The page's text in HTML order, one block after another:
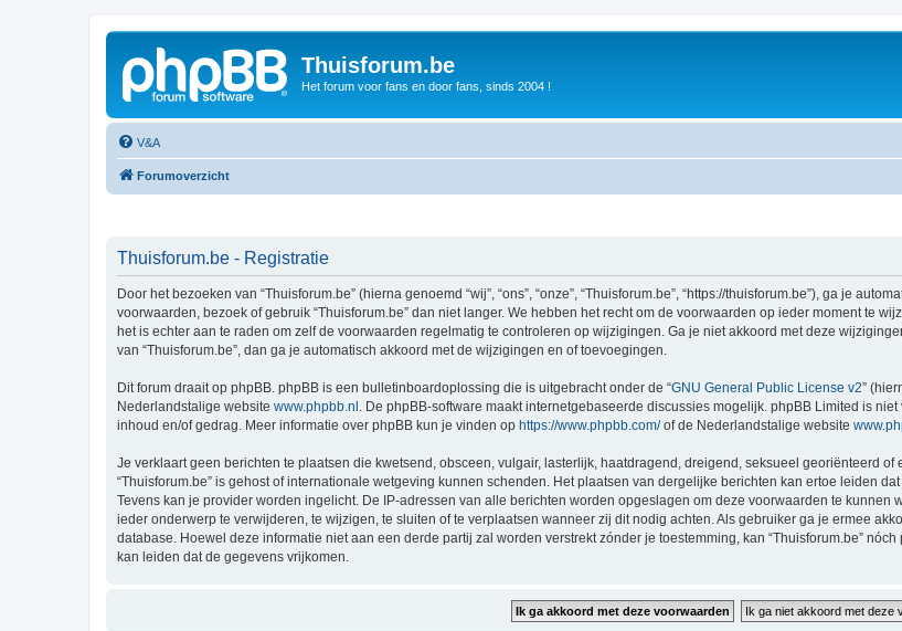
Thuisforum.be
Het forum voor fans en door fans, sinds 2004 !
V&A
Forumoverzicht
Thuisforum.be - Registratie
Door het bezoeken van “Thuisforum.be” (hierna genoemd “wij”, “ons”, “onze”, “Thuisforum.be”, “https://thuisforum.be”), ga je
voorwaarden, bezoek of gebruik “Thuisforum.be” dan niet langer. We hebben het recht om de voorwaarden op ieder moment te
het is echter aan te raden om zelf de voorwaarden regelmatig te controleren op wijzigingen. Ga je niet akkoord met deze
van “Thuisforum.be”, dan ga je automatisch akkoord met de wijzigingen en of toevoegingen.
Dit forum draait op phpBB. phpBB is een bulletinboardoplossing die is uitgebracht onder de “GNU General Public License v2”
Nederlandstalige website www.phpbb.nl . De phpBB-software maakt internetgebaseerde discussies mogelijk. phpBB Limited is
inhoud en/of gedrag. Meer informatie over phpBB kun je vinden op https://www.phpbb.com/of de Nederlandstalige website
Je verklaart geen berichten te plaatsen die kwetsend, obsceen, vulgair, lasterlijk, haatdragend, dreigend, seksueel georiënteerd
“Thuisforum.be” is gehost of internationale wetgeving kunnen schenden. Het plaatsen van dergelijke berichten kan ertoe leiden
Tevens kan je provider worden ingelicht. De IP-adressen van alle berichten worden opgeslagen om deze voorwaarden te kunnen
ieder onderwerp te verwijderen, te wijzigen, te sluiten of te verplaatsen wanneer zij dit nodig achten. Als gebruiker ga je ermee
database. Hoewel deze informatie niet aan een derde partij zal worden verstrekt zónder je toestemming, kan “Thuisforum.be”
kan leiden dat de gegevens vrijkomen.